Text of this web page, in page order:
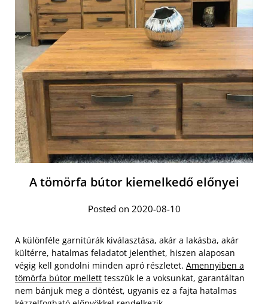
A tömörfa bútor kiemelkedő előnyei
Posted on 2020-08-10
A különféle garnitúrák kiválasztása, akár a lakásba, akár
kültérre, hatalmas feladatot jelenthet, hiszen alaposan
végig kell gondolni minden apró részletet. Amennyiben a
tömörfa bútor mellett tesszük le a voksunkat, garantáltan
nem bánjuk meg a döntést, ugyanis ez a fajta hatalmas